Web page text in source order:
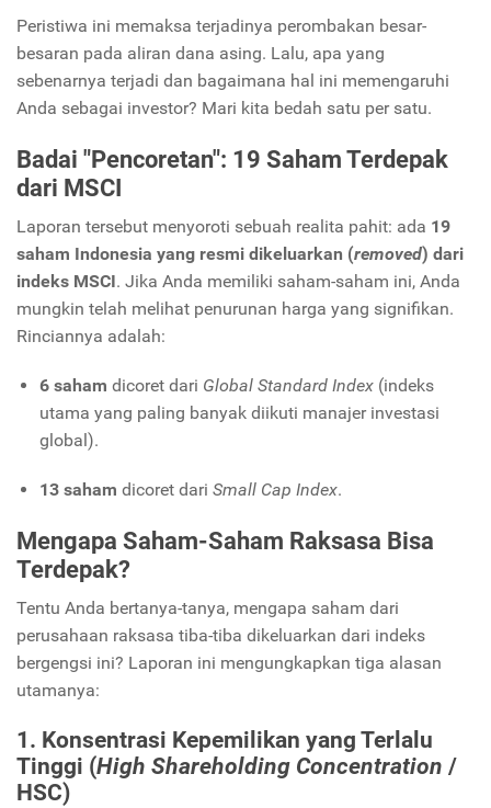
Peristiwa ini memaksa terjadinya perombakan besar-
besaran pada aliran dana asing. Lalu, apa yang
sebenarnya terjadi dan bagaimana hal ini memengaruhi
Anda sebagai investor? Mari kita bedah satu per satu.
Badai "Pencoretan": 19 Saham Terdepak
dari MSCI
Laporan tersebut menyoroti sebuah realita pahit: ada 19
saham Indonesia yang resmi dikeluarkan (removed) dari
indeks MSCI. Jika Anda memiliki saham-saham ini, Anda
mungkin telah melihat penurunan harga yang signifikan.
Rinciannya adalah:
6 saham dicoret dari Global Standard Index(indeks
utama yang paling banyak diikuti manajer investasi
global).
13 saham dicoret dari Small Cap Index.
Mengapa Saham-Saham Raksasa Bisa
Terdepak?
Tentu Anda bertanya-tanya, mengapa saham dari
perusahaan raksasa tiba-tiba dikeluarkan dari indeks
bergengsi ini? Laporan ini mengungkapkan tiga alasan
utamanya:
1. Konsentrasi Kepemilikan yang Terlalu
Tinggi (High Shareholding Concentration /
HSC)